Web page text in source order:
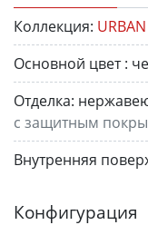
Коллекция: URBAN
Основной цвет :
Отделка:
с защитным
Внутренняя
Конфигурация